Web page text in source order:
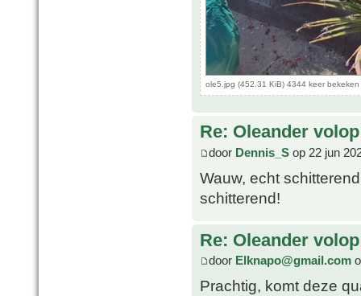
ole5.jpg (452.31 KiB) 4344 keer bekeken
Re: Oleander
door Dennis_S op 22 jun
Wauw, echt
schitterend!
Re: Oleander
door Elknapo@gmail.com
Prachtig, komt deze